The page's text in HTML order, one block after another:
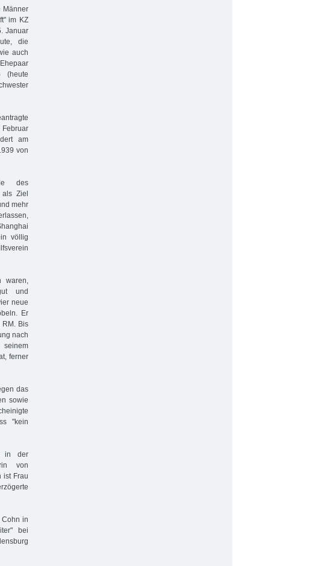
Männer
im KZ
Januar
die
auch
(heute
am
von
des
als Ziel
mehr
völlig
waren,
und
neue
Er
RM. Bis
nach
ferner
das
sowie
"kein
in der
von
ist Frau
Cohn in
bei